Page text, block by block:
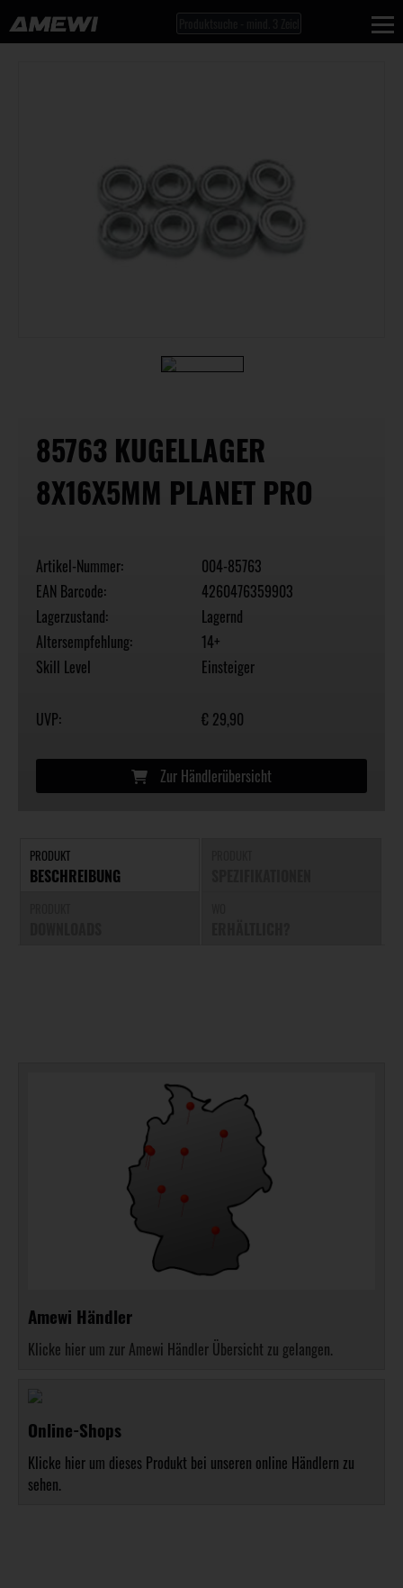
85763 KUGELLAGER
8X16X5MM PLANET PRO
Artikel-Nummer:
004-85763
EAN Barcode:
4260476359903
Lagerzustand:
Lagernd
Altersempfehlung:
14+
Skill Level
Einsteiger
UVP: € 29,90
Zur Händlerübersicht
PRODUKT
BESCHREIBUNG
Amewi Händler
Klicke hier um zur Amewi Händler Übersicht zu gelangen.
Online-Shops
Klicke hier um dieses Produkt bei unseren online Händlern zu
sehen.